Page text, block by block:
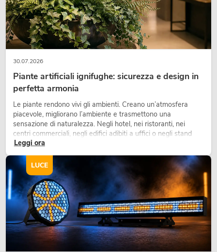
30.07.2026
Piante artificiali ignifughe: sicurezza e design in
perfetta armonia
Le piante rendono vivi gli ambienti. Creano un’atmosfera
piacevole, migliorano l’ambiente e trasmettono una
sensazione di naturalezza. Negli hotel, nei ristoranti, nei
centri commerciali, negli edifici adibiti a uffici o negli stand
fieristici, una vegetazione di alta qualità è ormai parte
integrante dei moderni progetti di arredamento.
Leggi ora
LUCE